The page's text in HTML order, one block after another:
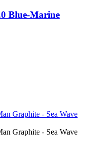
Blue-Marine